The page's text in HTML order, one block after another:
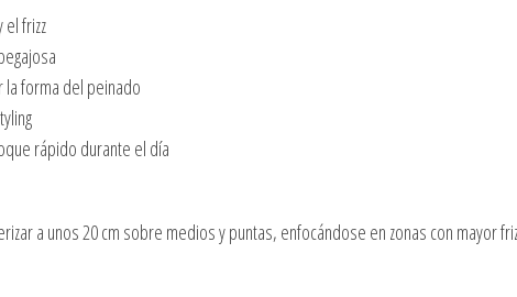
frizz
la forma del peinado
rápido durante el día
a unos 20 cm sobre medios y puntas, enfocándose en zonas con mayor